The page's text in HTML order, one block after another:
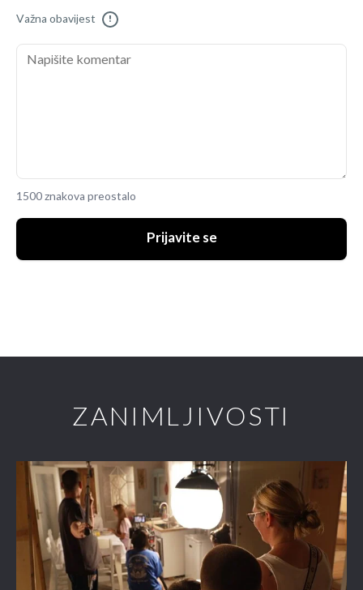
Važna obavijest !
1500 znakova preostalo
Prijavite se
ZANIMLJIVOSTI